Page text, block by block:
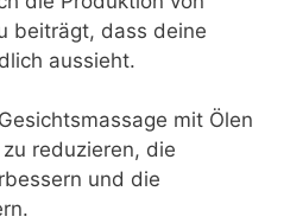
beiträgt, dass deine
aussieht.
mit Ölen
reduzieren, die
und die